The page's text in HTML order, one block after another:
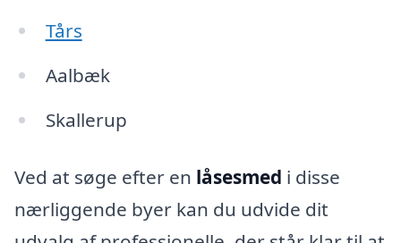
Tårs
Aalbæk
Skallerup
Ved at søge efter en låsesmed i disse
nærliggende byer kan du udvide dit